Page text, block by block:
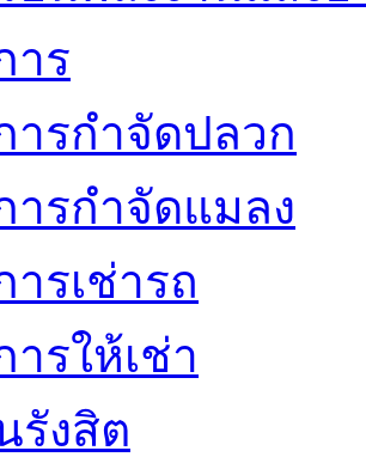
าร
ารกำจัดปลวก
ารกำจัดแมลง
ารเช่ารถ
ารให้เช่า
รังสิต